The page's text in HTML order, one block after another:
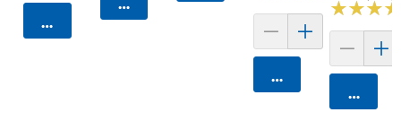
카트에 담기
카트에 담기
카트에 담기
★★★
★★★
카트에